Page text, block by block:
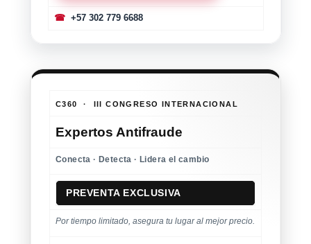
☎+57 302 779 6688
C360 · III CONGRESO INTERNACIONAL
Expertos Antifraude
Conecta · Detecta · Lidera el cambio
PREVENTA EXCLUSIVA
Por tiempo limitado, asegura tu lugar al mejor precio.